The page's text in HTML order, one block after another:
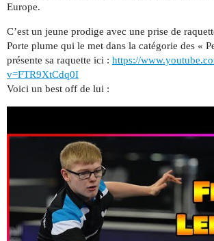
Europe.
C’est un jeune prodige avec une prise de
Porte plume qui le met dans la catégorie des «
présente sa raquette ici : https://
v=FTR9XtCdq0I
Voici un best off de lui :